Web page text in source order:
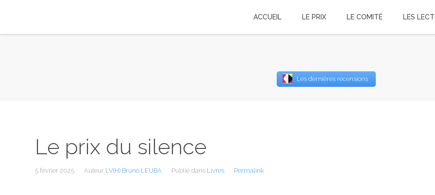
Les dernières recensions
Le prix du silence
5 février 2025 Auteur LV(H) Bruno LEUBA Publié dans Livres Permalink
Password
ACCUEIL LE PRIX LE COMITÉ LES